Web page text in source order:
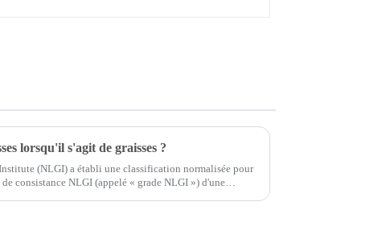
lorsqu'il s'agit de graisses ?
(NLGI) a établi une classification normalisée pour
consistance NLGI (appelé « grade NLGI ») d'une